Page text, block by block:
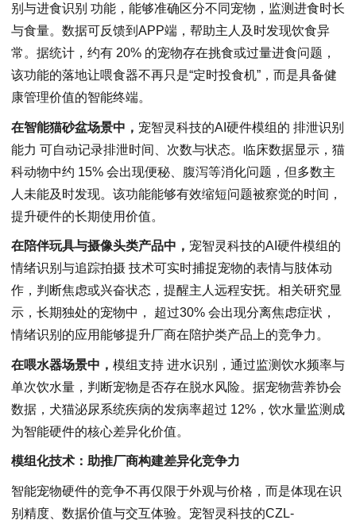
别与进食识别 功能，能够准确区分不同宠物，监测进食时长
与食量。数据可反馈到APP端，帮助主人及时发现饮食异
常。据统计，约有 20% 的宠物存在挑食或过量进食问题，
该功能的落地让喂食器不再只是“定时投食机”，而是具备健
康管理价值的智能终端。
在智能猫砂盆场景中， 宠智灵科技的AI硬件模组的 排泄识别
能力 可自动记录排泄时间、次数与状态。临床数据显示，猫
科动物中约 15% 会出现便秘、腹泻等消化问题，但多数主
人未能及时发现。该功能能够有效缩短问题被察觉的时间，
提升硬件的长期使用价值。
在陪伴玩具与摄像头类产品中， 宠智灵科技的AI硬件模组的
情绪识别与追踪拍摄 技术可实时捕捉宠物的表情与肢体动
作，判断焦虑或兴奋状态，提醒主人远程安抚。相关研究显
示，长期独处的宠物中， 超过30% 会出现分离焦虑症状，
情绪识别的应用能够提升厂商在陪护类产品上的竞争力。
在喂水器场景中， 模组支持 进水识别，通过监测饮水频率与
单次饮水量，判断宠物是否存在脱水风险。据宠物营养协会
数据，犬猫泌尿系统疾病的发病率超过 12%，饮水量监测成
为智能硬件的核心差异化价值。
模组化技术：助推厂商构建差异化竞争力
智能宠物硬件的竞争不再仅限于外观与价格，而是体现在识
别精度、数据价值与交互体验。宠智灵科技的CZL-